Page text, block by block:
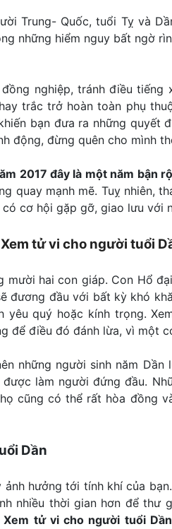
Trung- Quốc, tuổi Tỵ và
những hiểm nguy bất ngờ
nghiệp, tránh điều tiếng
trắc trở hoàn toàn phụ
bạn đưa ra những quyết
động, đừng quên cho mình
2017 đây là một năm bận
quay mạnh mẽ. Tuỵ nhiên,
cơ hội gặp gỡ, giao lưu với
tử vi cho người tuổi
hai con giáp. Con Hổ
đương đầu với bất kỳ khó
yêu quý hoặc kính trọng.
để điều đó đánh lừa, vì một
những người sinh năm
làm người đứng đầu.
cũng có thể rất hòa đồng
Dần
hưởng tới tính khí của
nhiều thời gian hơn để
Xem tử vi cho người tuổi